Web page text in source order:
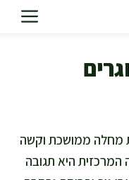
מחלה ממושכת וקשה
המרכזית היא תגובה